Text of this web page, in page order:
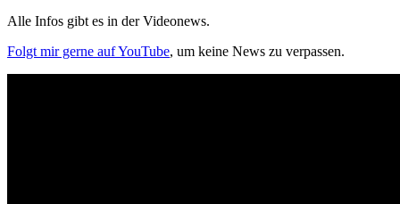
Alle Infos gibt es in der Videonews.
Folgt mir gerne auf YouTube, um keine News zu verpassen.